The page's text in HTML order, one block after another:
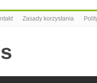
Zasady korzystania